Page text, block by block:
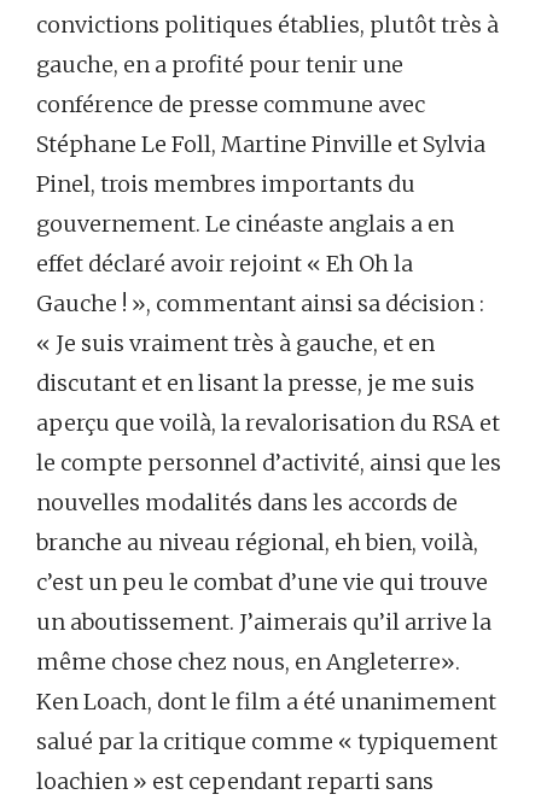
convictions politiques établies, plutôt très à
gauche, en a profité pour tenir une
conférence de presse commune avec
Stéphane Le Foll, Martine Pinville et Sylvia
Pinel, trois membres importants du
gouvernement. Le cinéaste anglais a en
effet déclaré avoir rejoint « Eh Oh la
Gauche ! », commentant ainsi sa décision :
« Je suis vraiment très à gauche, et en
discutant et en lisant la presse, je me suis
aperçu que voilà, la revalorisation du RSA et
le compte personnel d’activité, ainsi que les
nouvelles modalités dans les accords de
branche au niveau régional, eh bien, voilà,
c’est un peu le combat d’une vie qui trouve
un aboutissement. J’aimerais qu’il arrive la
même chose chez nous, en Angleterre».
Ken Loach, dont le film a été unanimement
salué par la critique comme « typiquement
loachien » est cependant reparti sans